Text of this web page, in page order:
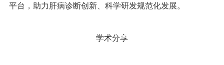
平台，助力肝病诊断创新、科学研发规范化发展。
学术分享